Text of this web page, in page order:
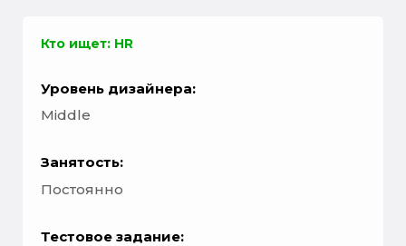
Кто ищет: HR
Уровень дизайнера:
Middle
Занятость:
Постоянно
Тестовое задание: